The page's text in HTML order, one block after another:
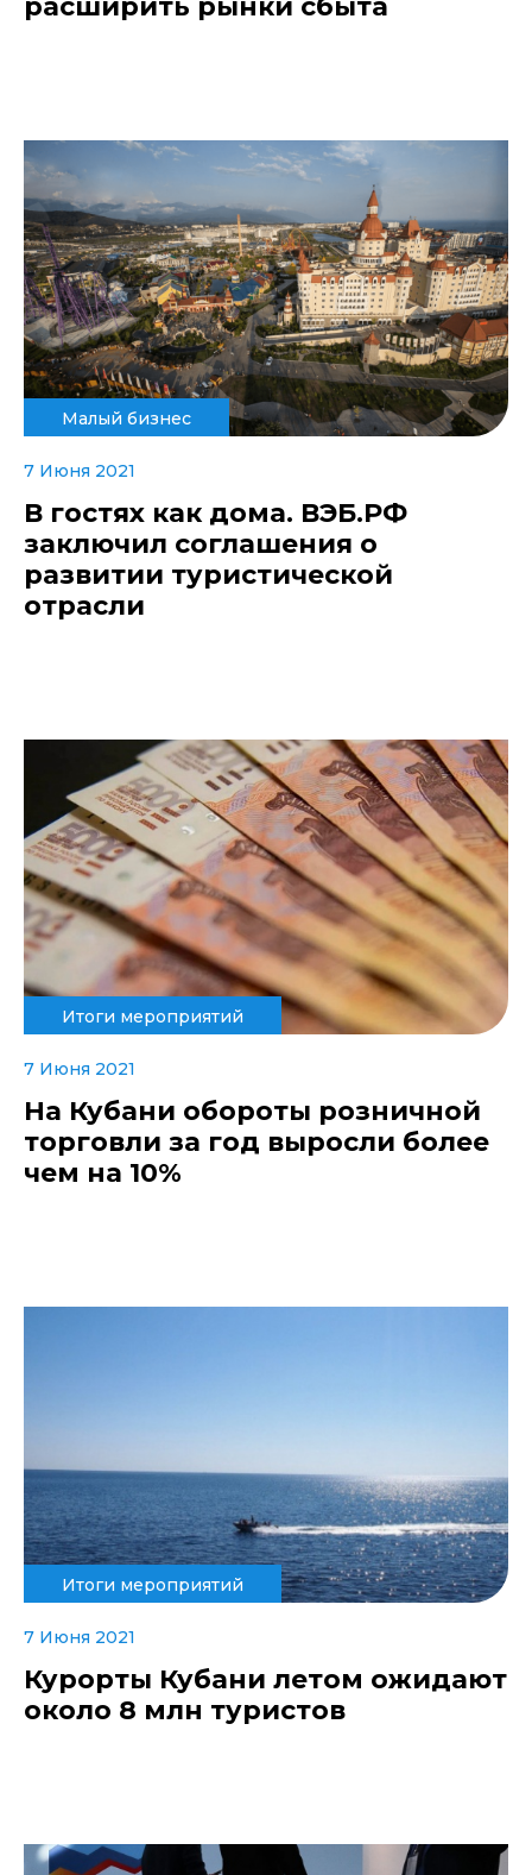
расширить рынки сбыта
Малый бизнес
7 Июня 2021
В гостях как дома. ВЭБ.РФ
заключил соглашения о
развитии туристической
отрасли
Итоги мероприятий
7 Июня 2021
На Кубани обороты розничной
торговли за год выросли более
чем на 10%
Итоги мероприятий
7 Июня 2021
Курорты Кубани летом ожидают
около 8 млн туристов